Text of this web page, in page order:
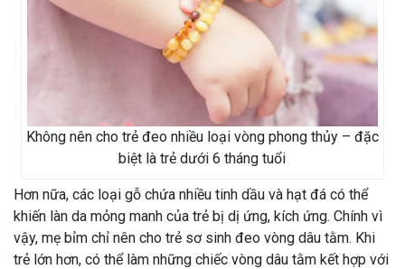
Không nên cho trẻ đeo nhiều loại vòng phong thủy – đặc
biệt là trẻ dưới 6 tháng tuổi
Hơn nữa, các loại gỗ chứa nhiều tinh dầu và hạt đá có thể
khiến làn da mỏng manh của trẻ bị dị ứng, kích ứng. Chính vì
vậy, mẹ bỉm chỉ nên cho trẻ sơ sinh đeo vòng dâu tằm. Khi
trẻ lớn hơn, có thể làm những chiếc vòng dâu tằm kết hợp với